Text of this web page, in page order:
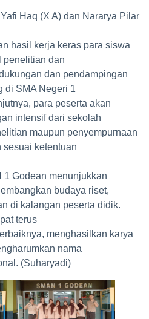
Haq (X A) dan Nararya Pilar
hasil kerja keras para siswa
penelitian dan
dan pendampingan
di SMA Negeri 1
para peserta akan
intensif dari sekolah
maupun penyempurnaan
sesuai ketentuan
Godean menunjukkan
budaya riset,
di kalangan peserta didik.
terus
menghasilkan karya
nama
(Suharyadi)